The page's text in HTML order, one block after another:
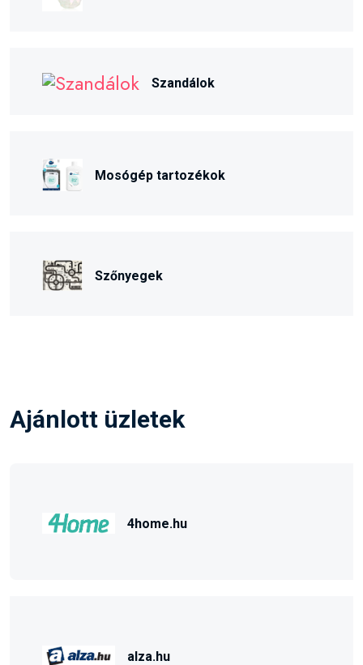
Szandálok
Mosógép tartozékok
Szőnyegek
Ajánlott üzletek
4home.hu
alza.hu